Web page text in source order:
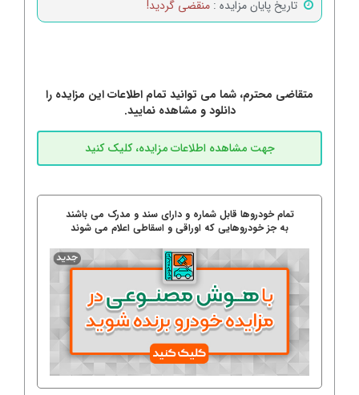
تاریخ پایان مزایده : منقضی گردید!
متقاضی محترم، شما می توانید تمام اطلاعات این مزایده را
دانلود و مشاهده نمایید.
تمام خودروها قابل شماره و دارای سند و مدرک می باشند
به جز خودروهایی که اوراقی و اسقاطی اعلام می شوند